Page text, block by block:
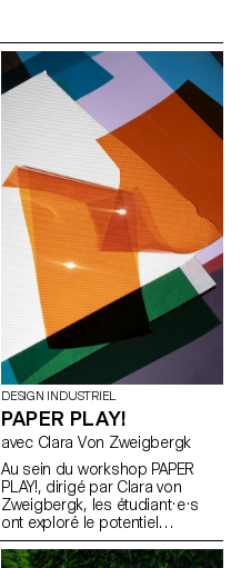
sur la lumière et la forme. Ce
projet répond à un besoin de
flexibilité dans l'espace
domestique et reflète une
recherche personnelle sur
l'objet évolutif, à mi-chemin
entre technicité discrète et
expression poétique de la
matière.
DESIGN INDUSTRIEL
PAPER PLAY!
avec Clara Von Zweigbergk
Au sein du workshop PAPER
PLAY!, dirigé par Clara von
Zweigbergk, les étudiant·e·s
ont exploré le potentiel
expressif du papier et du
carton afin de réinventer des